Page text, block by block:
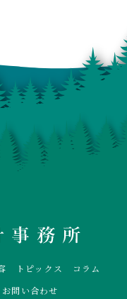
トピックス
コラム
お問い合わせ